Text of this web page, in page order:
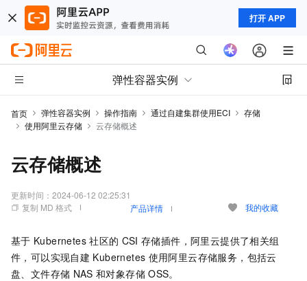
打开 APP
弹性容器实例
首页 弹性容器实例 操作指南 通过自建集群使用ECI
存储
使用阿里云存储
云存储概述
云存储概述
更新时间： 2024-06-12 02:25:31
复制 MD 格式
产品详情 我的收藏
基于 Kubernetes 社区的 CSI 存储插件，阿里云提供了相关组
件，可以实现自建 Kubernetes 使用阿里云存储服务，包括云
盘、文件存储 NAS 和对象存储 OSS。